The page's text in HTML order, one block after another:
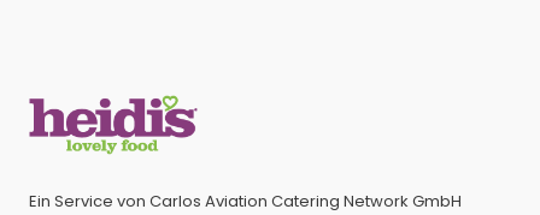
Ein Service von Carlos Aviation Catering Network GmbH